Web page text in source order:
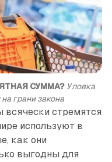
СУММА? Уловка
грани закона
стремятся
используют в
как они
выгодны для